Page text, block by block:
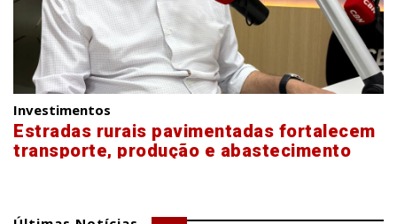
Investimentos
Estradas rurais pavimentadas fortalecem
transporte, produção e abastecimento